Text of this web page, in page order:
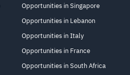
Opportunities in Singapore
Opportunities in Lebanon
Opportunities in Italy
Opportunities in France
Opportunities in South Africa